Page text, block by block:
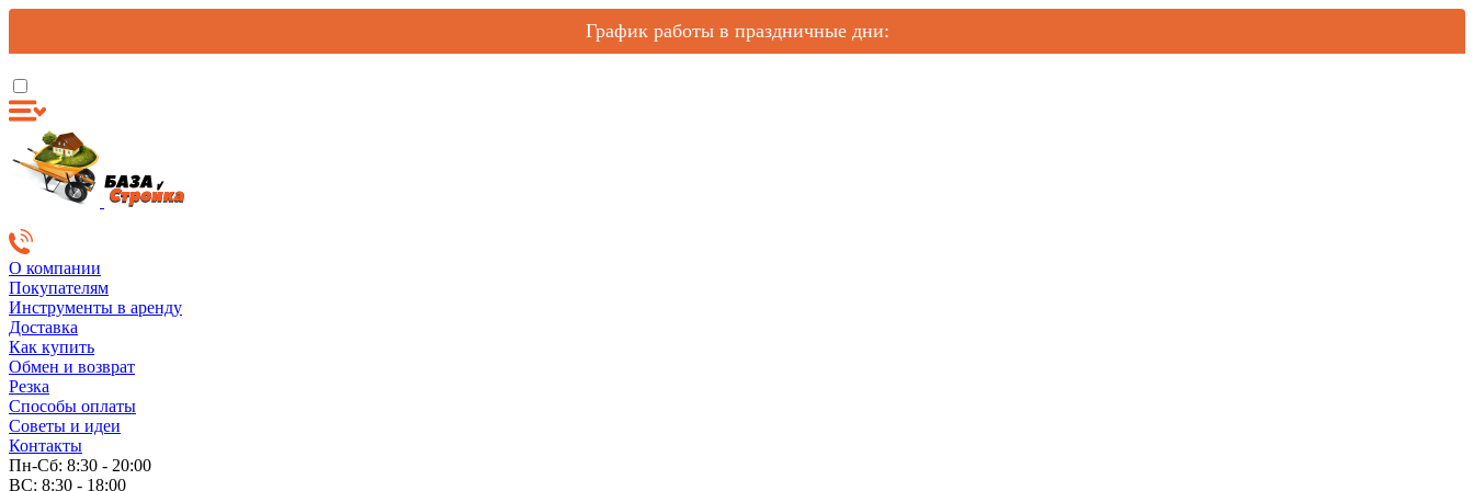
График работы в праздничные дни:
О компании
Покупателям
Инструменты в аренду
Доставка
Как купить
Обмен и возврат
Резка
Способы оплаты
Советы и идеи
Контакты
Пн-Сб: 8:30 - 20:00
ВС: 8:30 - 18:00